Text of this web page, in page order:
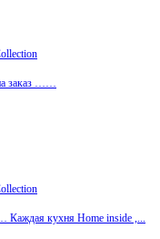
заказ ……
Каждая кухня Home inside ,...